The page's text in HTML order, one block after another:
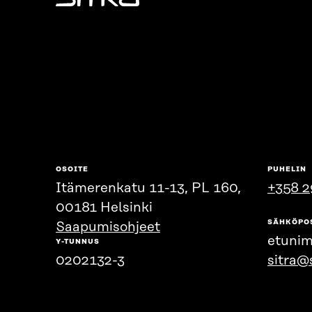
Sitra
OSOITE
Itämerenkatu 11-13, PL 160,
00181 Helsinki
Saapumisohjeet
Y-TUNNUS
0202132-3
PUHELIN
+358